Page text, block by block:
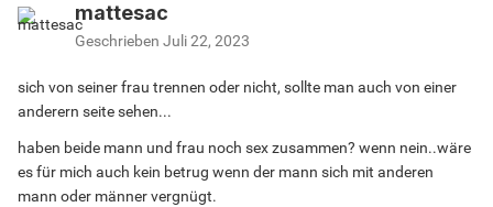
mattesac
Geschrieben Juli 22, 2023
sich von seiner frau trennen oder nicht, sollte man auch von einer
anderern seite sehen...
haben beide mann und frau noch sex zusammen? wenn nein..wäre
es für mich auch kein betrug wenn der mann sich mit anderen
mann oder männer vergnügt.